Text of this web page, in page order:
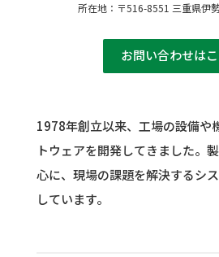
所在地：〒516-8551 三重県伊
お問い合わせは
1978年創立以来、工場の設備や
トウェアを開発してきました。
心に、現場の課題を解決するシ
しています。